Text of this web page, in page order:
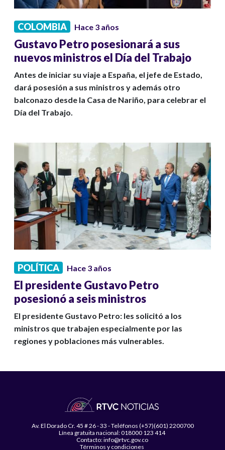
COLOMBIA Hace 3 años
Gustavo Petro posesionará a sus
nuevos ministros el Día del Trabajo
Antes de iniciar su viaje a España, el jefe de Estado,
dará posesión a sus ministros y además otro
balconazo desde la Casa de Nariño, para celebrar el
Día del Trabajo.
POLÍTICA Hace 3 años
El presidente Gustavo Petro
posesionó a seis ministros
El presidente Gustavo Petro: les solicitó a los
ministros que trabajen especialmente por las
regiones y poblaciones más vulnerables.
Av. El Dorado Cr. 45 # 26 - 33 - Teléfonos (+57)(601) 2200700
Línea gratuita nacional: 018000 123 414
Contacto: info@rtvc.gov.co
Términos y condiciones